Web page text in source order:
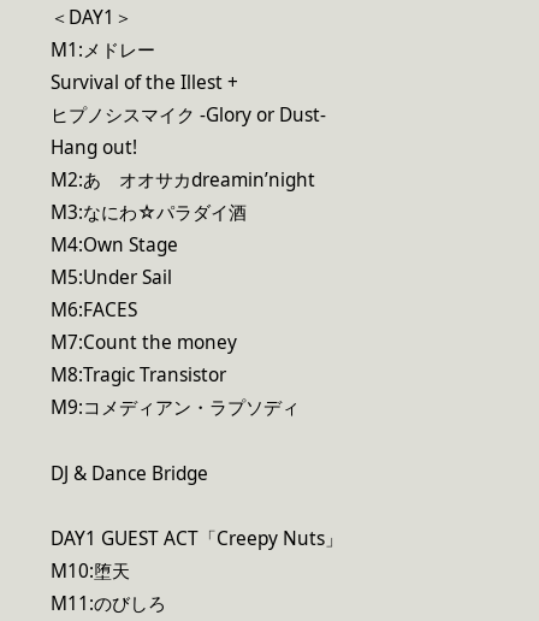
＜DAY1＞
M1:メドレー
Survival of the Illest +
ヒプノシスマイク -Glory or Dust-
Hang out!
M2:あゝオオサカdreamin’night
M3:なにわ☆パラダイ酒
M4:Own Stage
M5:Under Sail
M6:FACES
M7:Count the money
M8:Tragic Transistor
M9:コメディアン・ラプソディ
DJ & Dance Bridge
DAY1 GUEST ACT「Creepy Nuts」
M10:堕天
M11:のびしろ